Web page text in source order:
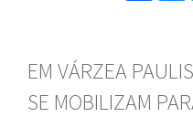
EM VÁRZEA
SE MOBILIZAM